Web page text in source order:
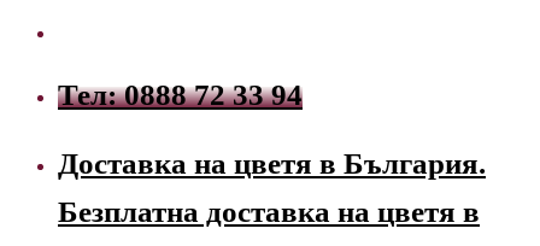
Тел: 0888 72 33 94
Доставка на цветя в България.
Безплатна доставка на цветя в